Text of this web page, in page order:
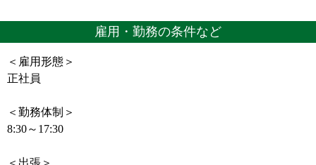
雇用・勤務の条件など
＜雇用形態＞
正社員
＜勤務体制＞
8:30～17:30
＜出張＞